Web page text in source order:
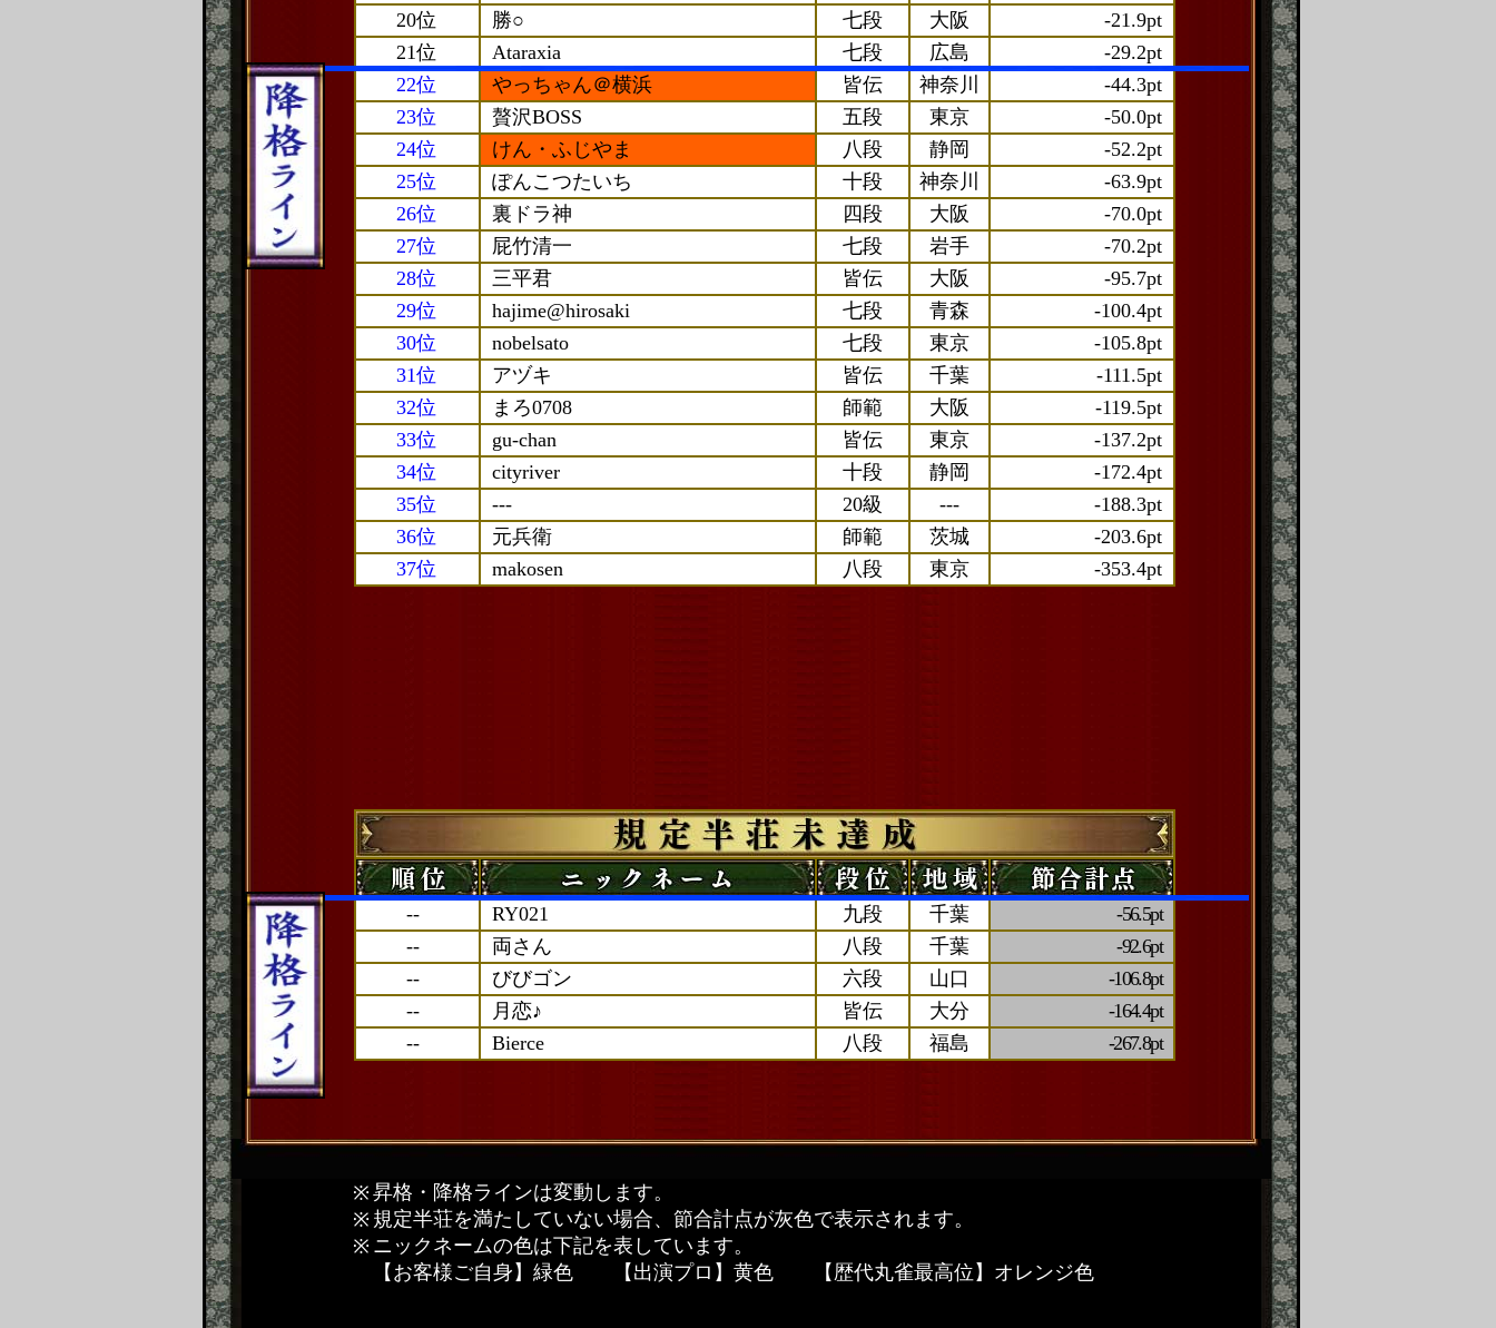
20位
勝○ 七段 大阪
-21.9pt
21位
Ataraxia 七段 広島
-29.2pt
22位
やっちゃん＠横浜 皆伝 神奈川
-44.3pt
23位
贅沢BOSS 五段 東京
-50.0pt
24位
けん・ふじやま 八段 静岡
-52.2pt
25位
ぽんこつたいち 十段 神奈川
-63.9pt
26位
裏ドラ神 四段 大阪
-70.0pt
27位
屁竹清一 七段 岩手
-70.2pt
28位
三平君 皆伝 大阪
-95.7pt
29位
hajime@hirosaki 七段 青森
-100.4pt
30位
nobelsato 七段 東京
-105.8pt
31位
アヅキ 皆伝 千葉
-111.5pt
32位
まろ0708 師範 大阪
-119.5pt
33位
gu-chan 皆伝 東京
-137.2pt
34位
cityriver 十段 静岡
-172.4pt
35位
--- 20級 ---
-188.3pt
36位
元兵衛 師範 茨城
-203.6pt
37位
makosen 八段 東京 -353.4pt
-- RY021 九段 千葉
-56.5pt
--
両さん 八段 千葉
-92.6pt
--
びびゴン 六段 山口
-106.8pt
--
月恋♪ 皆伝 大分
-164.4pt
--
Bierce 八段 福島 -267.8pt
昇格・降格ラインは変動します。
規定半荘を満たしていない場合、節合計点が灰色で表示されます。
ニックネームの色は下記を表しています。
【お客様ご自身】緑色 【出演プロ】黄色 【歴代丸雀最高位】オレンジ色